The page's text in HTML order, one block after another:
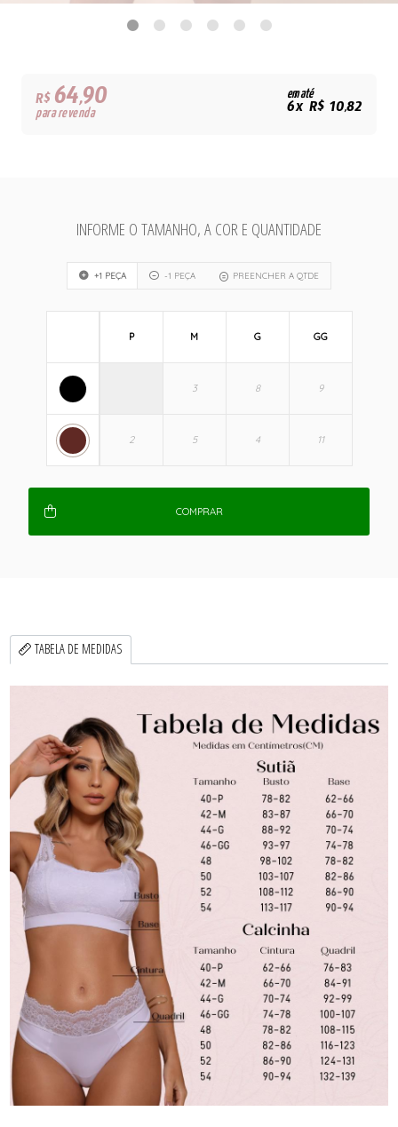
R$64,90
para revenda
em até
6x R$ 10,82
INFORME O TAMANHO, A COR E QUANTIDADE
+1 PEÇA -1 PEÇA PREENCHER A QTDE
P M G GG
COMPRAR
TABELA DE MEDIDAS